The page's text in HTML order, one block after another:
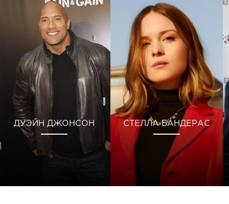
ДУЭЙН ДЖОНСОН СТЕЛЛА БАНДЕРАС